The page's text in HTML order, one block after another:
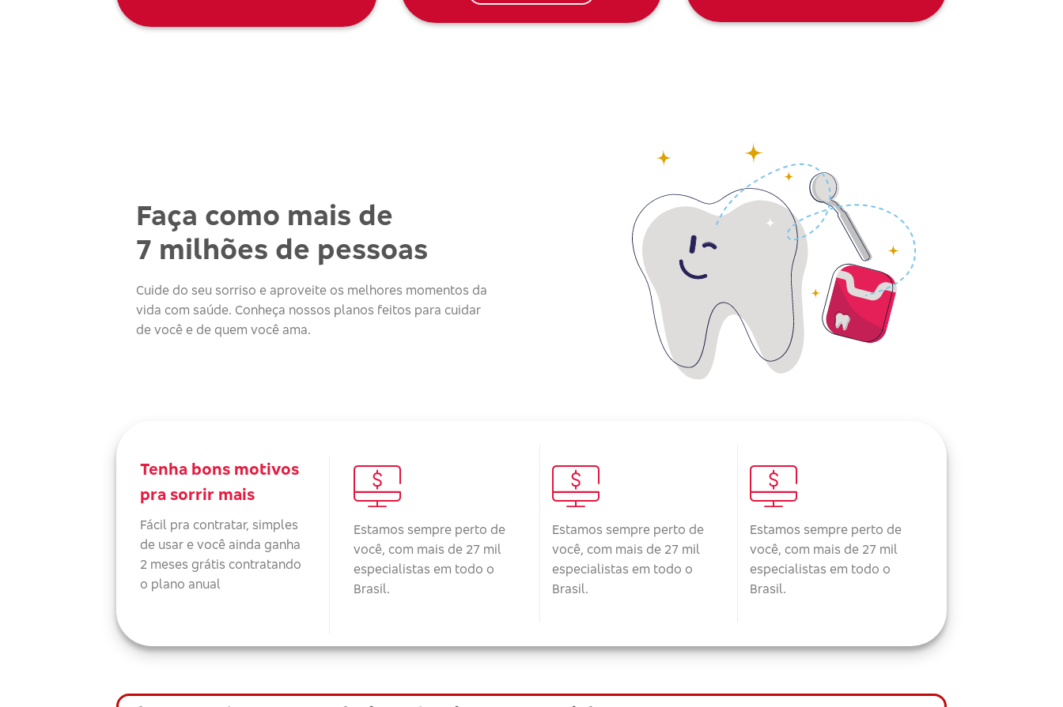
Faça como mais de
7 milhões de pessoas
Cuide do seu sorriso e aproveite os melhores momentos da
vida com saúde. Conheça nossos planos feitos para cuidar
de você e de quem você ama.
Tenha bons motivos
pra sorrir mais
Fácil pra contratar, simples
de usar e você ainda ganha
2 meses grátis contratando
o plano anual
Estamos sempre perto de
você, com mais de 27 mil
especialistas em todo o
Brasil.
Estamos sempre perto de
você, com mais de 27 mil
especialistas em todo o
Brasil.
Estamos sempre perto de
você, com mais de 27 mil
especialistas em todo o
Brasil.